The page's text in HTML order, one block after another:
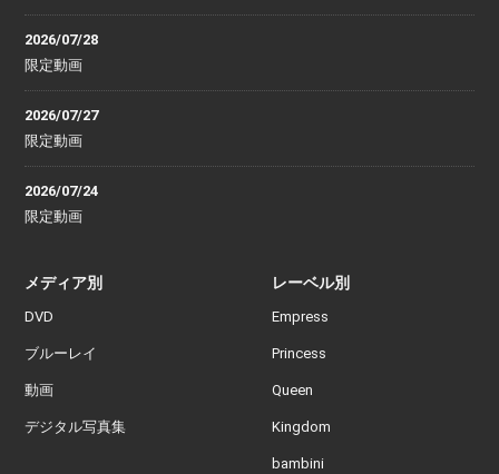
2026/07/28
限定動画
2026/07/27
限定動画
2026/07/24
限定動画
メディア別
DVD
ブルーレイ
動画
デジタル写真集
レーベル別
Empress
Princess
Queen
Kingdom
bambini